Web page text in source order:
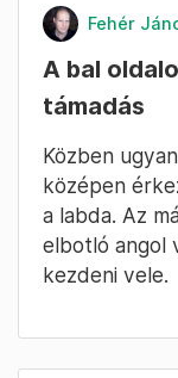
Fehér
A bal
támadás
Közben
középen
a labda. Az
elbotló angol
kezdeni vele.